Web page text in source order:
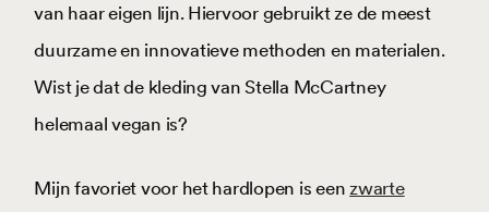
van haar eigen lijn. Hiervoor gebruikt ze de meest
duurzame en innovatieve methoden en materialen.
Wist je dat de kleding van Stella McCartney
helemaal vegan is?
Mijn favoriet voor het hardlopen is eenzwarte